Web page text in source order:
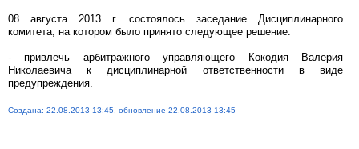
08 августа 2013 г. состоялось заседание Дисциплинарного
комитета, на котором было принято следующее решение:
- привлечь арбитражного управляющего Кокодия Валерия
Николаевича к дисциплинарной ответственности в виде
предупреждения.
Создана: 22.08.2013 13:45, обновление 22.08.2013 13:45